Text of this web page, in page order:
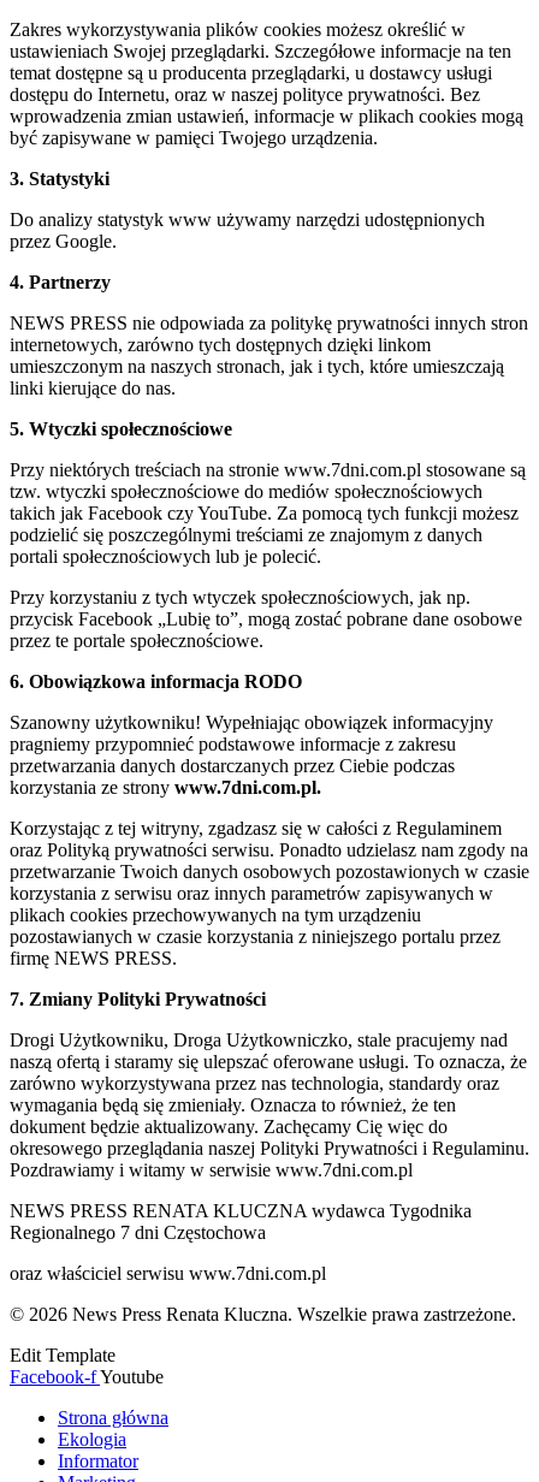
Zakres wykorzystywania plików cookies możesz określić w
ustawieniach Swojej przeglądarki. Szczegółowe informacje na ten
temat dostępne są u producenta przeglądarki, u dostawcy usługi
dostępu do Internetu, oraz w naszej polityce prywatności. Bez
wprowadzenia zmian ustawień, informacje w plikach cookies mogą
być zapisywane w pamięci Twojego urządzenia.
3. Statystyki
Do analizy statystyk www używamy narzędzi udostępnionych
przez Google.
4. Partnerzy
NEWS PRESS nie odpowiada za politykę prywatności innych stron
internetowych, zarówno tych dostępnych dzięki linkom
umieszczonym na naszych stronach, jak i tych, które umieszczają
linki kierujące do nas.
5. Wtyczki społecznościowe
Przy niektórych treściach na stronie www.7dni.com.pl stosowane są
tzw. wtyczki społecznościowe do mediów społecznościowych
takich jak Facebook czy YouTube. Za pomocą tych funkcji możesz
podzielić się poszczególnymi treściami ze znajomym z danych
portali społecznościowych lub je polecić.
Przy korzystaniu z tych wtyczek społecznościowych, jak np.
przycisk Facebook „Lubię to”, mogą zostać pobrane dane osobowe
przez te portale społecznościowe.
6. Obowiązkowa informacja RODO
Szanowny użytkowniku! Wypełniając obowiązek informacyjny
pragniemy przypomnieć podstawowe informacje z zakresu
przetwarzania danych dostarczanych przez Ciebie podczas
korzystania ze strony www.7dni.com.pl.
Korzystając z tej witryny, zgadzasz się w całości z Regulaminem
oraz Polityką prywatności serwisu. Ponadto udzielasz nam zgody na
przetwarzanie Twoich danych osobowych pozostawionych w czasie
korzystania z serwisu oraz innych parametrów zapisywanych w
plikach cookies przechowywanych na tym urządzeniu
pozostawianych w czasie korzystania z niniejszego portalu przez
firmę NEWS PRESS.
7. Zmiany Polityki Prywatności
Drogi Użytkowniku, Droga Użytkowniczko, stale pracujemy nad
naszą ofertą i staramy się ulepszać oferowane usługi. To oznacza, że
zarówno wykorzystywana przez nas technologia, standardy oraz
wymagania będą się zmieniały. Oznacza to również, że ten
dokument będzie aktualizowany. Zachęcamy Cię więc do
okresowego przeglądania naszej Polityki Prywatności i Regulaminu.
Pozdrawiamy i witamy w serwisie www.7dni.com.pl
NEWS PRESS RENATA KLUCZNA wydawca Tygodnika
Regionalnego 7 dni Częstochowa
oraz właściciel serwisu www.7dni.com.pl
© 2026 News Press Renata Kluczna. Wszelkie prawa zastrzeżone.
Edit Template
Facebook-fYoutube
Strona główna
Ekologia
Informator